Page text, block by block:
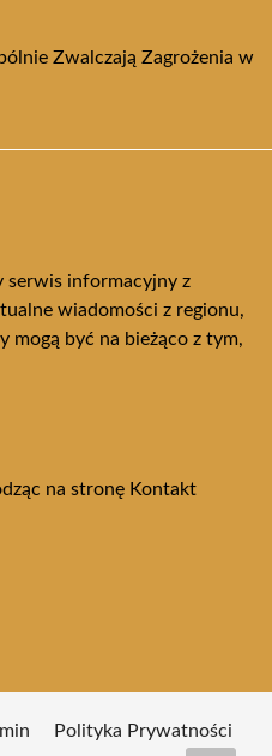
Zwalczają Zagrożenia w
serwis informacyjny z
wiadomości z regionu,
mogą być na bieżąco z tym,
na stronę Kontakt
Polityka Prywatności